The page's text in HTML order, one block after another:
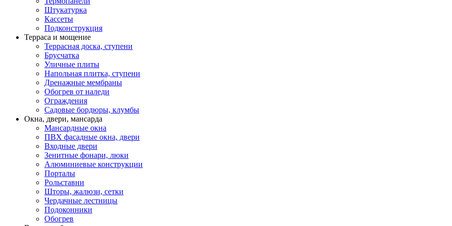
Штукатурка
Кассеты
Подконструкция
Терраса и мощение
Террасная доска, ступени
Брусчатка
Уличные плиты
Напольная плитка, ступени
Дренажные мембраны
Обогрев от наледи
Ограждения
Садовые бордюры, клумбы
Окна, двери, мансарда
Мансардные окна
ПВХ фасадные окна, двери
Входные двери
Зенитные фонари, люки
Алюминиевые конструкции
Порталы
Рольставни
Шторы, жалюзи, сетки
Чердачные лестницы
Подоконники
Обогрев